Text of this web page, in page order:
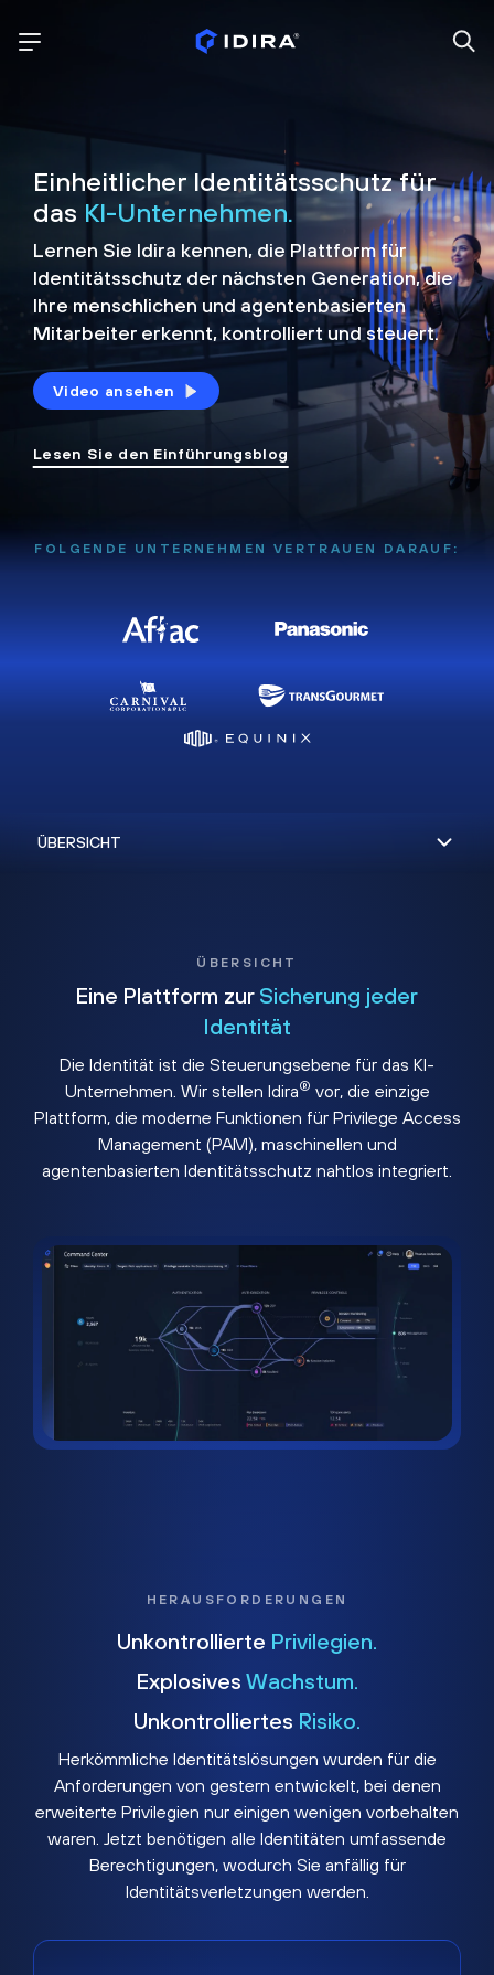
Einheitlicher Identitätsschutz für
das KI-Unternehmen.
Lernen Sie Idira kennen, die Plattformfür
Identitätsschutz der nächsten Generation, die
Ihre menschlichen und agentenbasierten
Mitarbeiter erkennt, kontrolliert undsteuert.
Video ansehen
Lesen Sie den Einführungsblog
FOLGENDE UNTERNEHMEN VERTRAUEN DARAUF:
ÜBERSICHT
Eine Plattform zur Sicherung jeder
Identität
Die Identität ist die Steuerungsebene für das KI-
Unternehmen. Wir stellen Idira® vor, die einzige
Plattform, die moderne Funktionen für Privilege Access
Management (PAM), maschinellen und
agentenbasierten Identitätsschutz nahtlos integriert.
HERAUSFORDERUNGEN
Unkontrollierte Privilegien.
Explosives Wachstum.
Unkontrolliertes Risiko.
Herkömmliche Identitätslösungen wurden für die
Anforderungen von gestern entwickelt, bei denen
erweiterte Privilegien nur einigen wenigen vorbehalten
waren. Jetzt benötigen alle Identitäten umfassende
Berechtigungen, wodurch Sie anfällig für
Identitätsverletzungen werden.